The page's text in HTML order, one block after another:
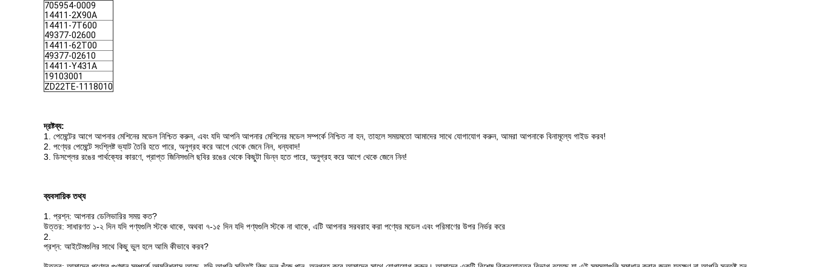
705954-0009
14411-2X90A
14411-7T600
49377-02600
14411-62T00
49377-02610
14411-Y431A
19103001
ZD22TE-1118010
দ্রষ্টব্য:
1. পেমেন্টের আগে আপনার মেশিনের মডেল নিশ্চিত করুন, এবং যদি আপনি আপনার মেশিনের মডেল সম্পর্কে নিশ্চিত না হন, তাহলে সময়মতো আমাদের সাথে যোগাযোগ করুন, আমরা আপনাকে বিনামূল্যে গাইড করব!
2. পণ্যের পেমেন্টে সংশ্লিষ্ট ভ্যাট তৈরি হতে পারে, অনুগ্রহ করে আগে থেকে জেনে নিন, ধন্যবাদ!
3. ডিসপ্লের রঙের পার্থক্যের কারণে, প্রাপ্ত জিনিসগুলি ছবির রঙের থেকে কিছুটা ভিন্ন হতে পারে, অনুগ্রহ করে আগে থেকে জেনে নিন!
ব্যবসায়িক তথ্য
1.
প্রশ্ন: আপনার ডেলিভারির সময় কত?
উত্তর: সাধারণত ১-২ দিন যদি পণ্যগুলি স্টকে থাকে, অথবা ৭-১৫ দিন যদি পণ্যগুলি স্টকে না থাকে, এটি আপনার সরবরাহ করা পণ্যের মডেল এবং পরিমাণের উপর নির্ভর করে
2.
প্রশ্ন: আইটেমগুলির সাথে কিছু ভুল হলে আমি কীভাবে করব?